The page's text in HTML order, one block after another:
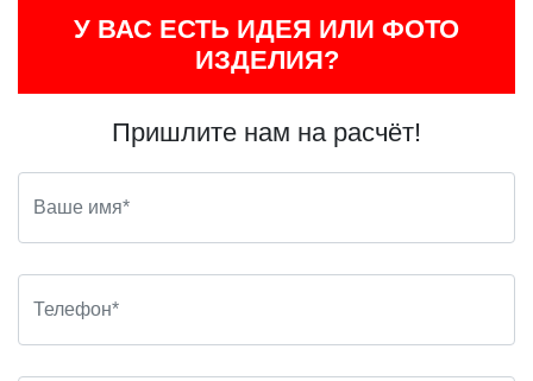
У ВАС ЕСТЬ ИДЕЯ ИЛИ ФОТО
ИЗДЕЛИЯ?
Пришлите нам на расчёт!